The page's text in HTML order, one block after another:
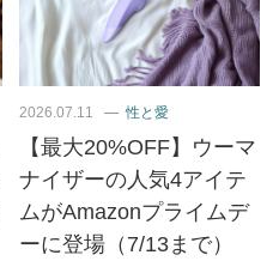
2026.07.11 性と愛
【最大20%OFF】ウーマ
ナイザーの人気4アイテ
ムがAmazonプライムデ
ーに登場（7/13まで）